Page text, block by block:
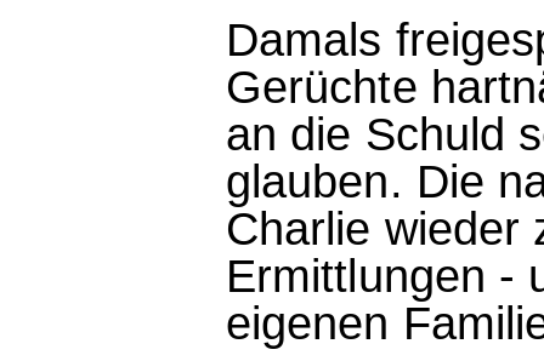
Damals
Gerüchte
an die Schuld
glauben. Die
Charlie wieder
Ermittlungen -
eigenen